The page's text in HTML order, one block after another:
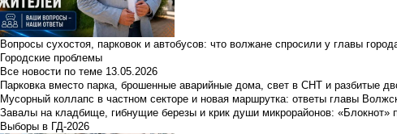
Вопросы сухостоя, парковок и автобусов: что волжане спросили у главы
Городские проблемы
Все новости по теме 13.05.2026
Парковка вместо парка, брошенные аварийные дома, свет в СНТ и разбитые
Мусорный коллапс в частном секторе и новая маршрутка: ответы главы
Завалы на кладбище, гибнущие березы и крик души микрорайонов: «Блокнот»
Выборы в ГД-2026